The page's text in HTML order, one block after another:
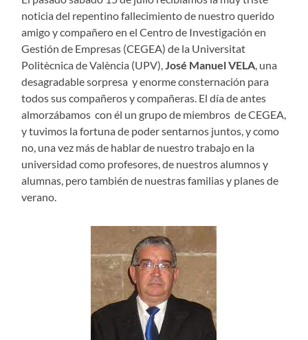
noticia del repentino fallecimiento de nuestro querido
amigo y compañero en el Centro de Investigación en
Gestión de Empresas (CEGEA) de la Universitat
Politècnica de València (UPV),José Manuel VELA, una
desagradable sorpresa y enorme consternación para
todos sus compañeros y compañeras. El día de antes
almorzábamos con él un grupo de miembros de CEGEA,
y tuvimos la fortuna de poder sentarnos juntos, y como
no, una vez más de hablar de nuestro trabajo en la
universidad como profesores, de nuestros alumnos y
alumnas, pero también de nuestras familias y planes de
verano.